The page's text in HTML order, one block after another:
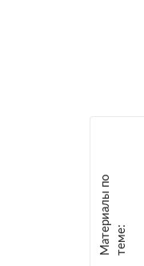
М
а
т е
р
и
а
л
ы
п
о
т
е
м
е :